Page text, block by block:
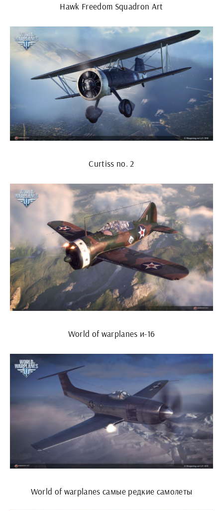
Hawk Freedom Squadron Art
Curtiss no. 2
World of warplanes и-16
World of warplanes самые редкие самолеты